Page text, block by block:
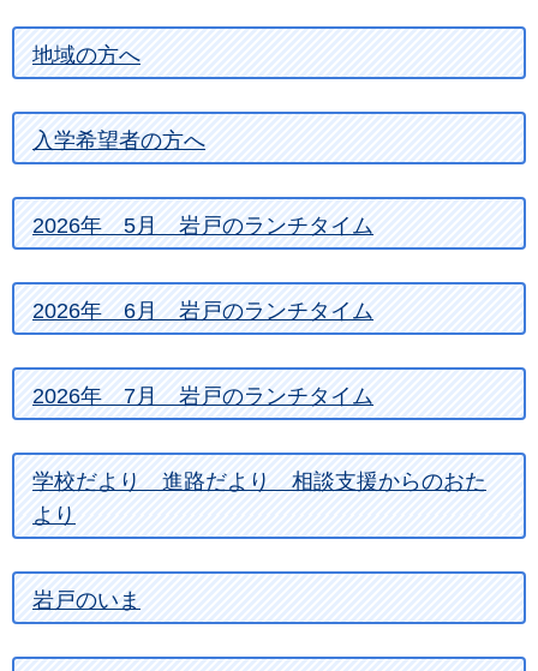
地域の方へ
入学希望者の方へ
2026年 5月 岩戸のランチタイム
2026年 6月 岩戸のランチタイム
2026年 7月 岩戸のランチタイム
学校だより 進路だより 相談支援からのおた
より
岩戸のいま